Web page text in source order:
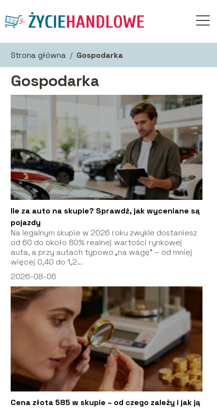
Strona główna / Gospodarka
Gospodarka
Ile za auto na skupie? Sprawdź, jak wyceniane są
pojazdy
Na legalnym skupie w 2026 roku zwykle dostaniesz
od 60 do około 80% realnej wartości rynkowej
auta, a przy autach typowo „na wagę” – od mniej
więcej 0,40 do 1,2...
2026-08-06
Cena złota 585 w skupie – od czego zależy i jak ją